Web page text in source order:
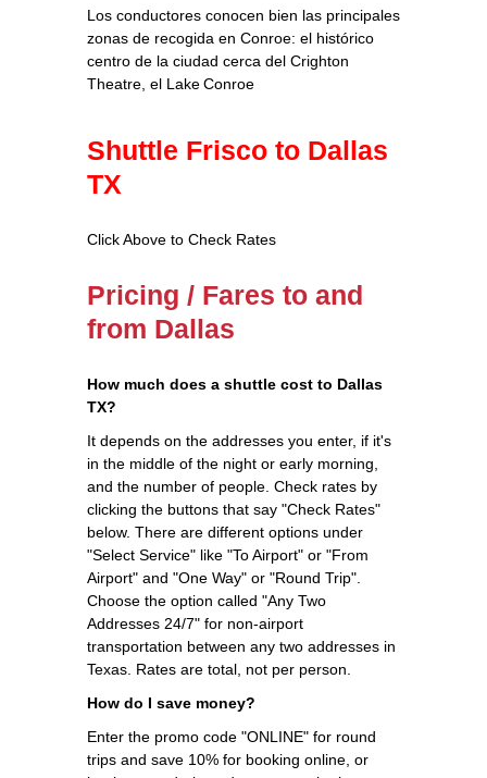
Los conductores conocen bien las principales
zonas de recogida en Conroe: el histórico
centro de la ciudad cerca del Crighton
Theatre, el Lake Conroe
Shuttle Frisco to Dallas
TX
Click Above to Check Rates
Pricing / Fares to and
from Dallas
How much does a shuttle cost to Dallas
TX?
It depends on the addresses you enter, if it's
in the middle of the night or early morning,
and the number of people. Check rates by
clicking the buttons that say "Check Rates"
below. There are different options under
"Select Service" like "To Airport" or "From
Airport" and "One Way" or "Round Trip".
Choose the option called "Any Two
Addresses 24/7" for non-airport
transportation between any two addresses in
Texas. Rates are total, not per person.
How do I save money?
Enter the promo code "ONLINE" for round
trips and save 10% for booking online, or